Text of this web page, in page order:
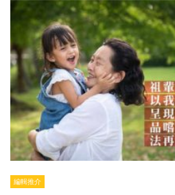
編輯推介